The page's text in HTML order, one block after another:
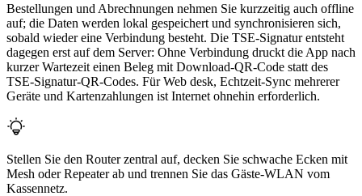
Bestellungen und Abrechnungen nehmen Sie kurzzeitig auch offline
auf; die Daten werden lokal gespeichert und synchronisieren sich,
sobald wieder eine Verbindung besteht. Die TSE-Signatur entsteht
dagegen erst auf dem Server: Ohne Verbindung druckt die App nach
kurzer Wartezeit einen Beleg mit Download-QR-Code statt des
TSE-Signatur-QR-Codes. Für Web desk, Echtzeit-Sync mehrerer
Geräte und Kartenzahlungen ist Internet ohnehin erforderlich.
Stellen Sie den Router zentral auf, decken Sie schwache Ecken mit
Mesh oder Repeater ab und trennen Sie das Gäste-WLAN vom
Kassennetz.